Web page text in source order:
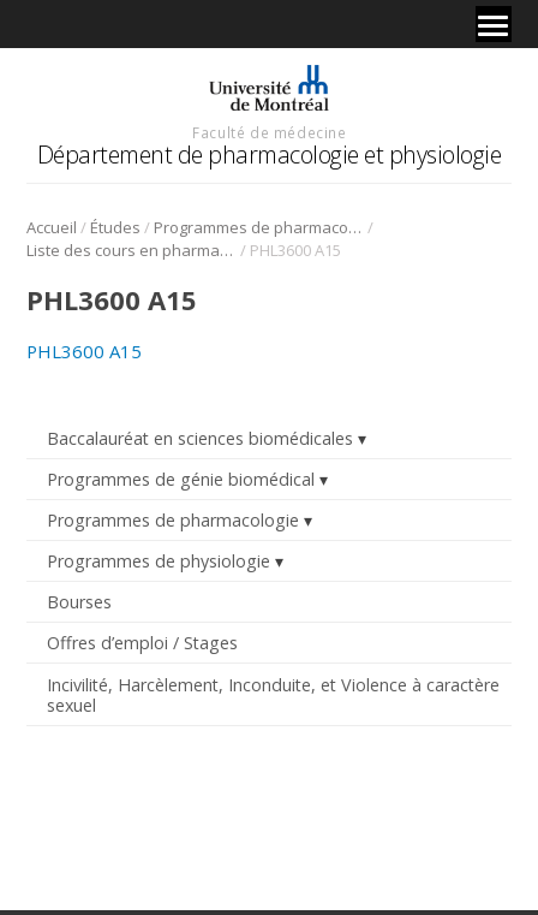
Faculté de médecine
Département de pharmacologie et physiologie
Accueil / Études / Programmes de pharmacologie /
Liste des cours en pharmacologie / PHL3600 A15
Baccalauréat en sciences biomédicales
Programmes de génie biomédical
Programmes de pharmacologie
Programmes de physiologie
Bourses
Offres d’emploi / Stages
Incivilité, Harcèlement, Inconduite, et Violence à caractère
sexuel
PHL3600 A15
PHL3600 A15